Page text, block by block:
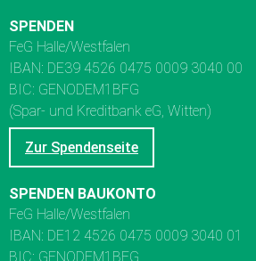
SPENDEN
FeG Halle/Westfalen
IBAN: DE39 4526 0475 0009 3040 00
BIC: GENODEM1BFG
(Spar- und Kreditbank eG, Witten)
Zur Spendenseite
SPENDEN BAUKONTO
FeG Halle/Westfalen
IBAN: DE12 4526 0475 0009 3040 01
BIC: GENODEM1BFG